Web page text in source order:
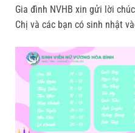
Gia đình NVHB xin gửi lời
Chị và các bạn có sinh nhật